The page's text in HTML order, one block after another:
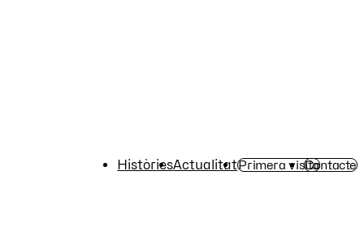
HistòriesActualitatPrimera visitaContacte